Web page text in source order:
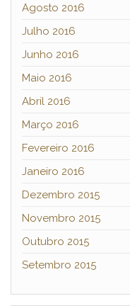
Agosto 2016
Julho 2016
Junho 2016
Maio 2016
Abril 2016
Março 2016
Fevereiro 2016
Janeiro 2016
Dezembro 2015
Novembro 2015
Outubro 2015
Setembro 2015